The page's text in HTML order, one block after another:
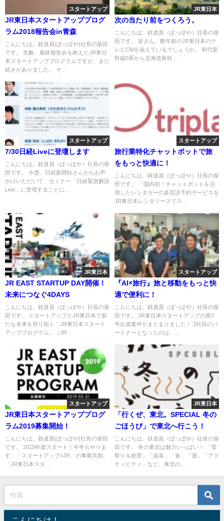
スタートアップ
JR東日本スタートアッププログ
ラム2018報告会in青森
こんにちは。鉄道員(ぽっぽや)社長の柴田
です。 先般、最終報告会を終えたJR東日
本スタートアッププログラムですが、まだ
続きがありました。 そ...
JR東日本
次の当たり前をつくろう。
こんにちは。鉄道員（ぽっぽや）社長の柴
田です。 皆さん、数年前のJR東日本のテ
レビCMを覚えているでしょうか。 初代新
幹線0系から北海道新幹...
スタートアップ
7/30日経Liveに登壇します
こんにちは。鉄道員（ぽっぽや）社長の柴
田です。 今度、日経新聞社さんからお声
かけいただいて、セミナー「日経緊急解説
Live」に登壇することに...
スタートアップ
旅行業特化チャットボットで旅
をもっと快適に！
こんにちは。鉄道員（ぽっぽや）社長の柴
田です。 「国内初！チャットボットを活
用したレンタカーの多言語予約サービスを
JR東日本レンタリースでス...
JR東日本
JR EAST STARTUP DAY開催！
未来につなぐ4DAYS
こんにちは。鉄道員（ぽっぽや）社長の柴
田です。 スタートアップとJR東日本で新
たな未来を切り拓く「JR東日本スタート
アッププログラム」（JR...
スタートアップ
『AI×旅行』旅と移動をもっと快
適で便利に！
こんにちは。鉄道員（ぽっぽや）社長の柴
田です。 JR東日本スタートアップの第3
号出資案件がまとまりました！ 3社目のパ
ートナーとなったのは、...
スタートアップ
JR東日本スタートアッププログ
ラム2019募集開始！
こんにちは。鉄道員(ぽっぽや)社長の柴田
です。 2019年度スタート！今年もやりま
す、「スタートアップ×JR」の事業共創。
「JR東日本スタ...
JR東日本
「行くぜ、東北。SPECIAL 冬の
ごほうび」で東北へ行こう！
こんにちは。鉄道員（ぽっぽや）社長の柴
田です。 冬の東北は魅力いっぱい！ 「雪
祭り＆絶景」「温泉」「食」「酒」「アク
ティビティ」など、東北の...